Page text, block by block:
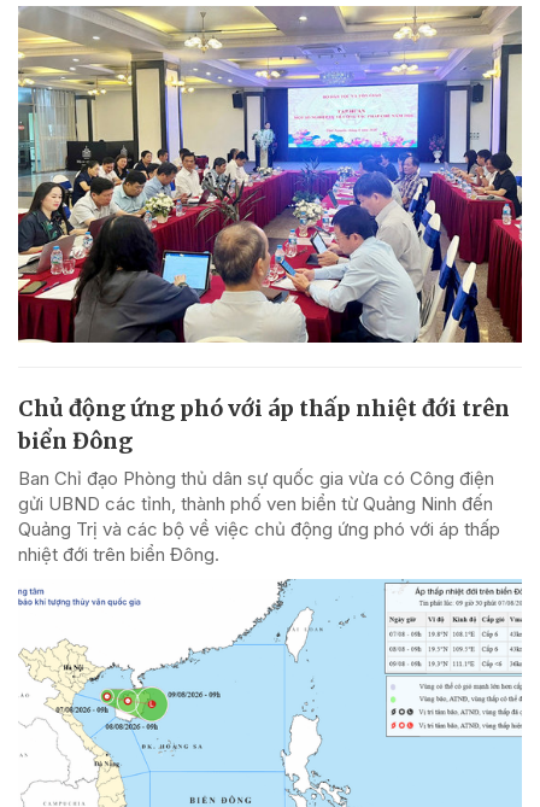
Chủ động ứng phó với áp thấp nhiệt đới trên
biển Đông
Ban Chỉ đạo Phòng thủ dân sự quốc gia vừa có Công điện
gửi UBND các tỉnh, thành phố ven biển từ Quảng Ninh đến
Quảng Trị và các bộ về việc chủ động ứng phó với áp thấp
nhiệt đới trên biển Đông.